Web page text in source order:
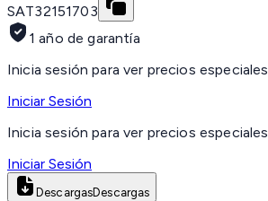
SAT32151703
1 año de garantía
Inicia sesión para ver precios especiales
Iniciar Sesión
Inicia sesión para ver precios especiales
Iniciar Sesión
DescargasDescargas